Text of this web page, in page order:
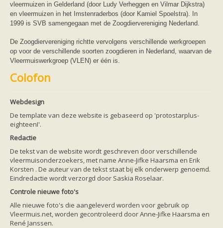
vleermuizen in Gelderland (door Ludy Verheggen en Vilmar Dijkstra)
en vleermuizen in het Imstenraderbos (door Kamiel Spoelstra). In
1999 is SVB samengegaan met de Zoogdiervereniging Nederland.
De Zoogdiervereniging richtte vervolgens verschillende werkgroepen
op voor de verschillende soorten zoogdieren in Nederland, waarvan de
Vleermuiswerkgroep (VLEN) er één is.
Colofon
Webdesign
De template van deze website is gebaseerd op 'protostarplus-
eighteenI'.
Redactie
De tekst van de website wordt geschreven door verschillende
vleermuisonderzoekers, met name Anne-Jifke Haarsma en Erik
Korsten . De auteur van de tekst staat bij elk onderwerp genoemd.
Eindredactie wordt verzorgd door Saskia Roselaar.
Controle nieuwe foto's
Alle nieuwe foto's die aangeleverd worden voor gebruik op
Vleermuis.net, worden gecontroleerd door Anne-Jifke Haarsma en
René Janssen.